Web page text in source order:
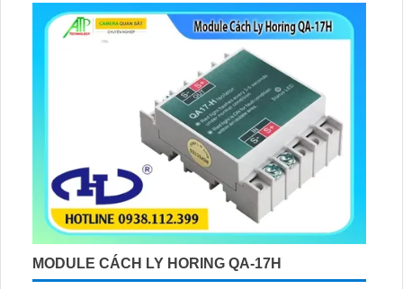
khe thẻ Micro SD 256GB, camera bền bỉ, hoạt động ổn
định trong mọi môi trường
MODULE CÁCH LY HORING QA-17H